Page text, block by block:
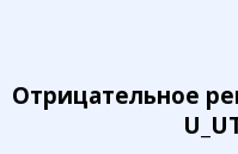
Отрицательное